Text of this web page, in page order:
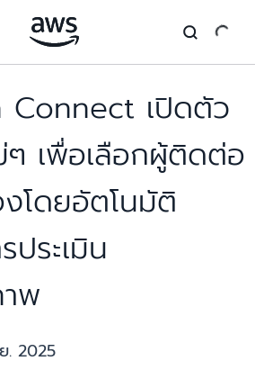
Connect เปิดตัว
ๆ เพื่อเลือกผู้ติดต่อ
โดยอัตโนมัติ
ประเมิน
พ
. 2025